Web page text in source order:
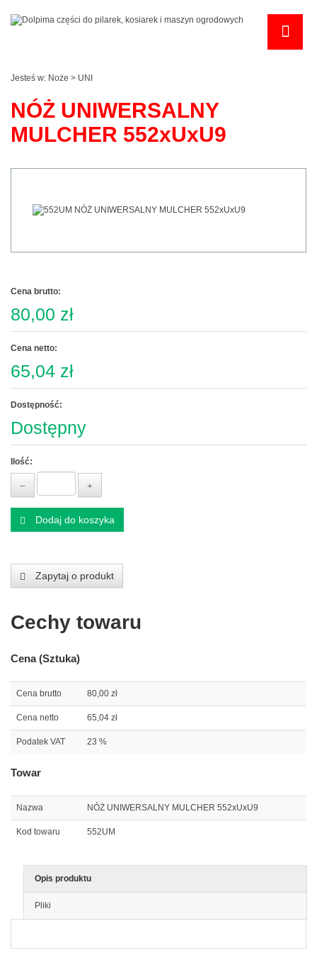
Jesteś w: Noże > UNI
NÓŻ UNIWERSALNY
MULCHER 552xUxU9
Cena brutto:
80,00 zł
Cena netto:
65,04 zł
Dostępność:
Dostępny
Ilość:
Dodaj do koszyka
Zapytaj o produkt
Cechy towaru
Cena (Sztuka)
Cena brutto 80,00 zł
Cena netto 65,04 zł
Podatek VAT 23 %
Towar
Nazwa NÓŻ UNIWERSALNY MULCHER 552xUxU9
Kod towaru 552UM
Opis produktu
Pliki